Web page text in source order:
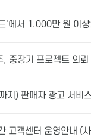
'에서 1,000만 원 이
, 중장기 프로젝트 의
지) 판매자 광고 서비
고객센터 운영안내 (